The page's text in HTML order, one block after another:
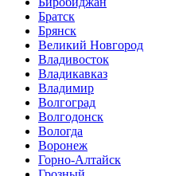
Братск
Брянск
Великий Новгород
Владивосток
Владикавказ
Владимир
Волгоград
Волгодонск
Вологда
Воронеж
Горно-Алтайск